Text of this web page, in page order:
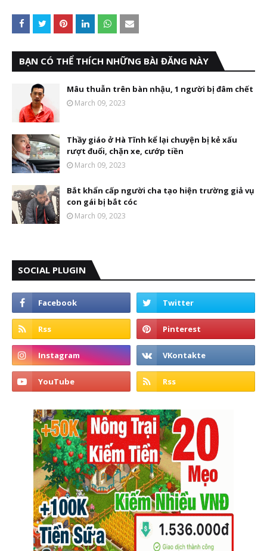
BẠN CÓ THỂ THÍCH NHỮNG BÀI ĐĂNG NÀY
Mâu thuẫn trên bàn nhậu, 1 người bị đâm chết
March 09, 2023
Thầy giáo ở Hà Tĩnh kể lại chuyện bị kẻ xấu
rượt đuổi, chặn xe, cướp tiền
March 09, 2023
Bắt khẩn cấp người cha tạo hiện trường giả vụ
con gái bị bắt cóc
March 09, 2023
SOCIAL PLUGIN